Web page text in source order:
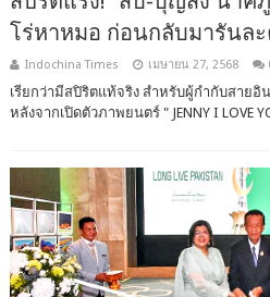
โร่หาหมอ ก่อนกลับมารันล
Indochina Times เมษายน 27, 2568
เรียกว่ามีสปิริตแท้จริง สำหรับผู้กำกับสายอิ
หลังจากเปิดตัวภาพยนตร์ " JENNY I LOVE